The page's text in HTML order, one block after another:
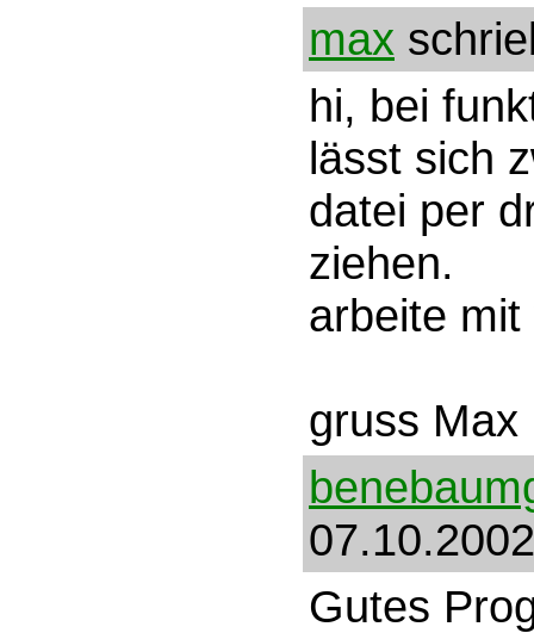
max
hi, bei
lässt sich
datei per
ziehen.
arbeite
gruss Max
Gutes